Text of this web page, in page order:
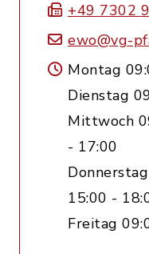
+49 7302
ewo@vg-
Montag
Dienstag
Mittwoch
- 17:00
15:00 -
Freitag